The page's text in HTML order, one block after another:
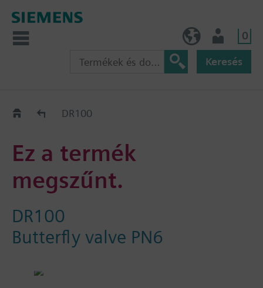
0
Keresés
Régi-Új Kiváltási segédlet
DR100
Ez a termék
megszűnt.
DR100
Butterfly valve PN6